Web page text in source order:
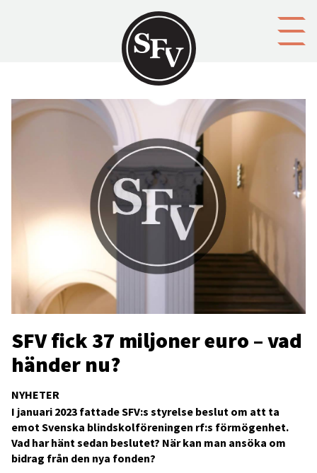
NYHETER
SFV fick 37 miljoner euro – vad
händer nu?
I januari 2023 fattade SFV:s styrelse beslut om att ta
emot Svenska blindskolföreningen rf:s förmögenhet.
Vad har hänt sedan beslutet? När kan man ansöka om
bidrag från den nya fonden?